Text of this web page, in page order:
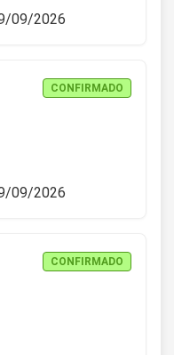
09/2026
CONFIRMADO
09/2026
CONFIRMADO